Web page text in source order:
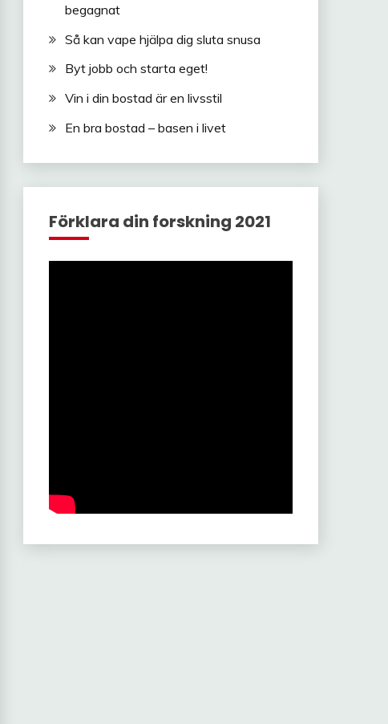
begagnat
Så kan vape hjälpa dig sluta snusa
Byt jobb och starta eget!
Vin i din bostad är en livsstil
En bra bostad – basen i livet
Förklara din forskning 2021